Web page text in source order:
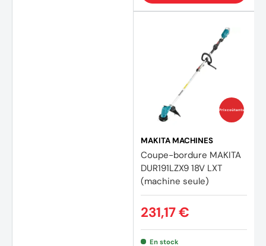
Prix coûtants
MAKITA MACHINES
Coupe-bordure MAKITA
DUR191LZX9 18V LXT
(machine seule)
231,17 €
En stock